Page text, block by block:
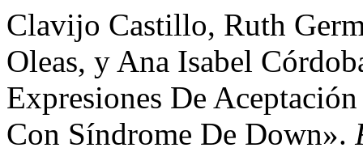
Clavijo Castillo, Ruth
Oleas, y Ana Isabel
Expresiones De
Con Síndrome De Down».